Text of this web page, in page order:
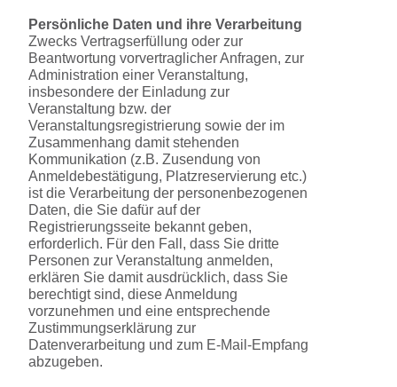
Persönliche Daten und ihre Verarbeitung
Zwecks Vertragserfüllung oder zur
Beantwortung vorvertraglicher Anfragen, zur
Administration einer Veranstaltung,
insbesondere der Einladung zur
Veranstaltung bzw. der
Veranstaltungsregistrierung sowie der im
Zusammenhang damit stehenden
Kommunikation (z.B. Zusendung von
Anmeldebestätigung, Platzreservierung etc.)
ist die Verarbeitung der personenbezogenen
Daten, die Sie dafür auf der
Registrierungsseite bekannt geben,
erforderlich. Für den Fall, dass Sie dritte
Personen zur Veranstaltung anmelden,
erklären Sie damit ausdrücklich, dass Sie
berechtigt sind, diese Anmeldung
vorzunehmen und eine entsprechende
Zustimmungserklärung zur
Datenverarbeitung und zum E-Mail-Empfang
abzugeben.